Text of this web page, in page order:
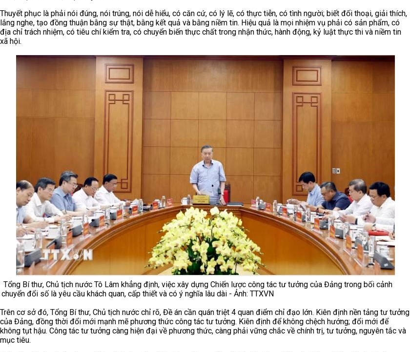
Thuyết phục là phải nói đúng, nói trúng, nói dễ hiểu, có căn cứ, có lý lẽ, có thực tiễn, có tình người; biết đối thoại, giải thích,
lắng nghe, tạo đồng thuận bằng sự thật, bằng kết quả và bằng niềm tin. Hiệu quả là mọi nhiệm vụ phải có sản phẩm, có
địa chỉ trách nhiệm, có tiêu chí kiểm tra, có chuyển biến thực chất trong nhận thức, hành động, kỷ luật thực thi và niềm tin
xã hội.
Tổng Bí thư, Chủ tịch nước Tô Lâm khẳng định, việc xây dựng Chiến lược công tác tư tưởng của Đảng trong bối cảnh
chuyển đổi số là yêu cầu khách quan, cấp thiết và có ý nghĩa lâu dài - Ảnh: TTXVN
Trên cơ sở đó, Tổng Bí thư, Chủ tịch nước chỉ rõ, Đề án cần quán triệt 4 quan điểm chỉ đạo lớn. Kiên định nền tảng tư tưởng
của Đảng, đồng thời đổi mới mạnh mẽ phương thức công tác tư tưởng. Kiên định để không chệch hướng; đổi mới để
không tụt hậu. Công tác tư tưởng càng hiện đại về phương thức, càng phải vững chắc về chính trị, tư tưởng, nguyên tắc và
mục tiêu.